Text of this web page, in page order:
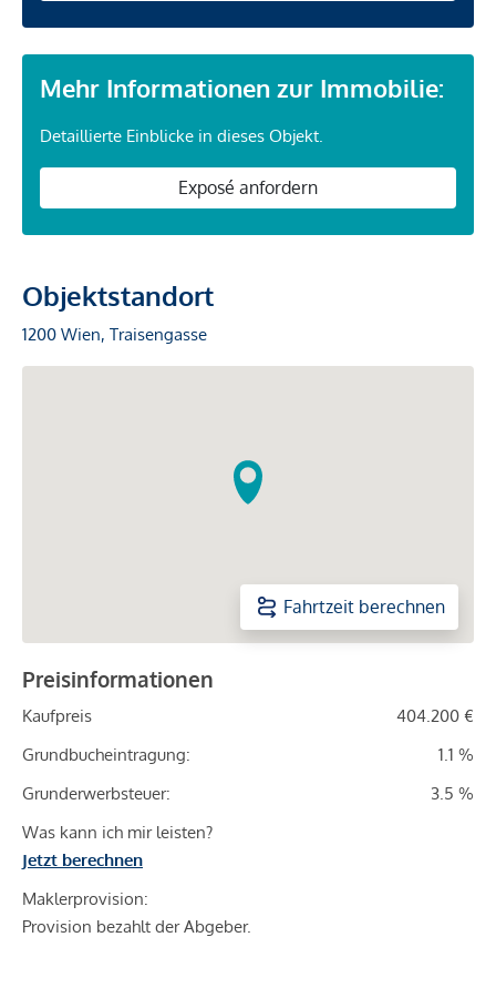
Mehr Informationen zur Immobilie:
Detaillierte Einblicke in dieses Objekt.
Exposé anfordern
Objektstandort
1200 Wien, Traisengasse
Fahrtzeit berechnen
Preisinformationen
Kaufpreis
404.200 €
Grundbucheintragung:
1.1 %
Grunderwerbsteuer:
3.5 %
Was kann ich mir leisten?
Jetzt berechnen
Maklerprovision:
Provision bezahlt der Abgeber.